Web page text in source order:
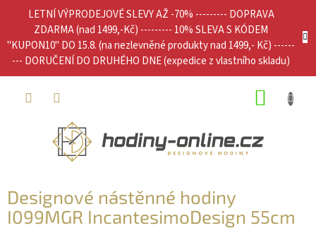
LETNÍ VÝPRODEJOVÉ SLEVY AŽ -70% --------- DOPRAVA
ZDARMA (nad 1499,-Kč) --------- 10% SLEVA S KÓDEM
"KUPON10" DO 15.8. (na nezlevněné produkty nad 1499,- Kč) ------
--- DORUČENÍ DO DRUHÉHO DNE (expedice z vlastního skladu)
Designové nástěnné hodiny
I099MGR IncantesimoDesign 55cm